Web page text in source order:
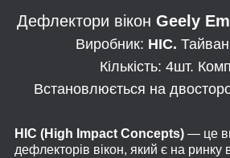
Дефлектори вікон Geely
Виробник: HIС.
Кількість: 4шт.
Встановлюється на
HIC (High Impact Concepts) — це
дефлекторів вікон, який є на ринку